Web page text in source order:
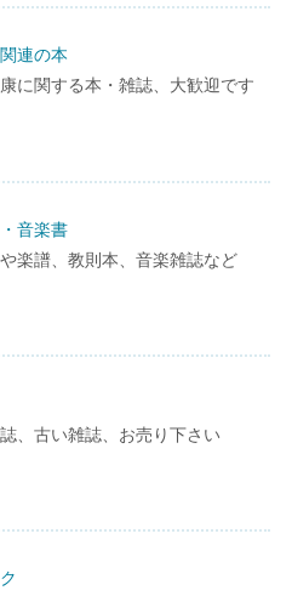
連の本
に関する本・雑誌、大歓迎です
音楽書
楽譜、教則本、音楽雑誌など
、古い雑誌、お売り下さい